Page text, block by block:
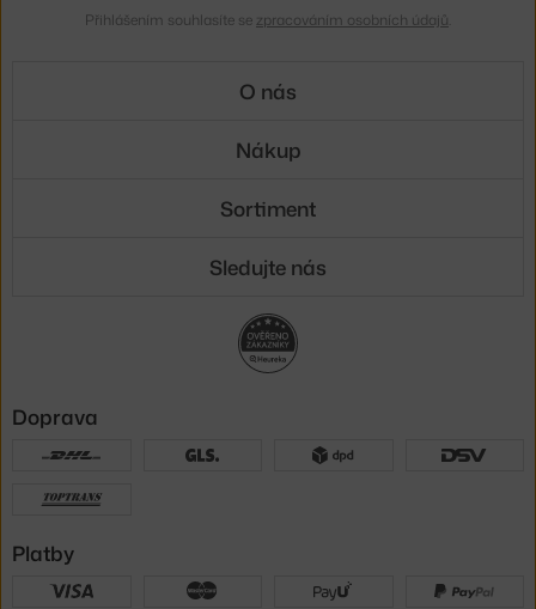
Přihlášením souhlasíte se zpracováním osobních údajů
O nás
Nákup
Sortiment
Sledujte nás
Doprava
Platby